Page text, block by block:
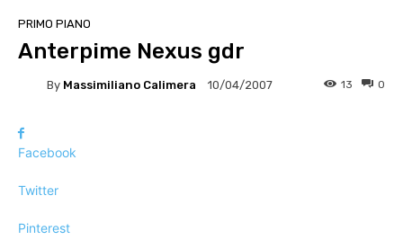
PRIMO PIANO
Anterpime Nexus gdr
By Massimiliano Calimera 10/04/2007 0
13
Facebook
Twitter
Pinterest